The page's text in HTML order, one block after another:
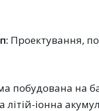
Проектування,
побудована на
іонна